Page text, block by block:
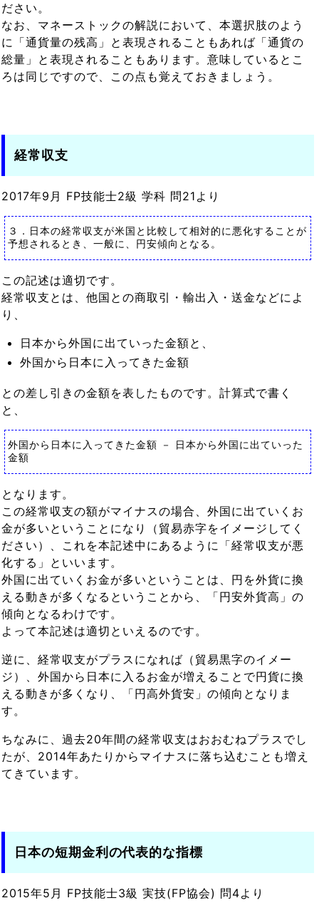
ださい。
なお、マネーストックの解説において、本選択肢のよう
に「通貨量の残高」と表現されることもあれば「通貨の
総量」と表現されることもあります。意味しているとこ
ろは同じですので、この点も覚えておきましょう。
経常収支
2017年9月 FP技能士2級 学科 問21より
３．日本の経常収支が米国と比較して相対的に悪化することが
予想されるとき、一般に、円安傾向となる。
この記述は適切です。
経常収支とは、他国との商取引・輸出入・送金などによ
り、
日本から外国に出ていった金額と、
外国から日本に入ってきた金額
との差し引きの金額を表したものです。計算式で書く
と、
外国から日本に入ってきた金額 － 日本から外国に出ていった
金額
となります。
この経常収支の額がマイナスの場合、外国に出ていくお
金が多いということになり（貿易赤字をイメージしてく
ださい）、これを本記述中にあるように「経常収支が悪
化する」といいます。
外国に出ていくお金が多いということは、円を外貨に換
える動きが多くなるということから、「円安外貨高」の
傾向となるわけです。
よって本記述は適切といえるのです。
逆に、経常収支がプラスになれば（貿易黒字のイメー
ジ）、外国から日本に入るお金が増えることで円貨に換
える動きが多くなり、「円高外貨安」の傾向となりま
す。
ちなみに、過去20年間の経常収支はおおむねプラスでし
たが、2014年あたりからマイナスに落ち込むことも増え
てきています。
日本の短期金利の代表的な指標
2015年5月 FP技能士3級 実技(FP協会) 問4より